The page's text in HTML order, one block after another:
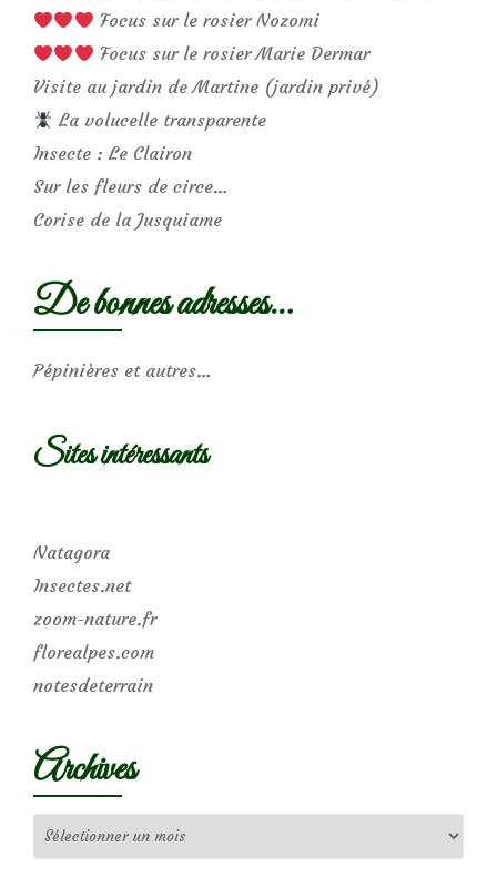
Focus sur le rosier Nozomi
Focus sur le rosier Marie Dermar
Visite au jardin de Martine (jardin privé)
La volucelle transparente
Insecte : Le Clairon
Sur les fleurs de circe…
Corise de la Jusquiame
De bonnes adresses…
Pépinières et autres…
Sites intéressants
Natagora
Insectes.net
zoom-nature.fr
florealpes.com
notesdeterrain
Archives